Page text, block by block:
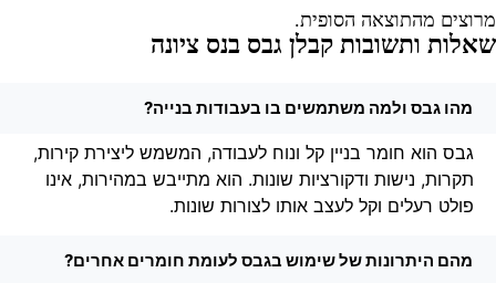
מהתוצאה הסופית.
ותשובות קבלן גבס בנס ציונה
מהו גבס ולמה משתמשים בו בעבודות בנייה?
גבס הוא חומר בניין קל ונוח לעבודה, המשמש ליצירת קירות,
תקרות, נישות ודקורציות שונות. הוא מתייבש במהירות, אינו
פולט רעלים וקל לעצב אותו לצורות שונות.
מהם היתרונות של שימוש בגבס לעומת חומרים אחרים?